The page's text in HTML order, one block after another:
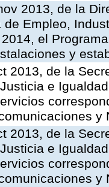
2013, de la
Empleo,
el
y
2013, de la
e
y
2013, de la
e
y